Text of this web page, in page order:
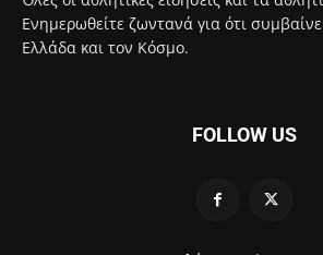
Ενημερωθείτε ζωντανά για ότι
Ελλάδα και τον Κόσμο.
FOLLOW US